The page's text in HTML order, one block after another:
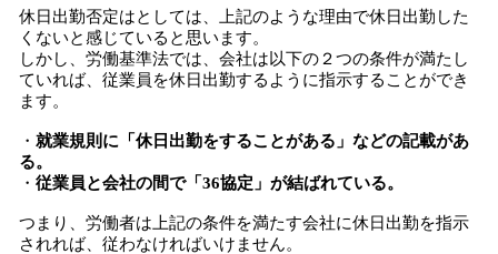
休日出勤否定はとしては、上記のような理由で休日出勤した
くないと感じていると思います。
しかし、労働基準法では、会社は以下の２つの条件が満たし
ていれば、従業員を休日出勤するように指示することができ
ます。
・ 就業規則に「休日出勤をすることがある」などの記載があ
る。
・ 従業員と会社の間で「36協定」が結ばれている。
つまり、労働者は上記の条件を満たす会社に休日出勤を指示
されれば、従わなければいけません。